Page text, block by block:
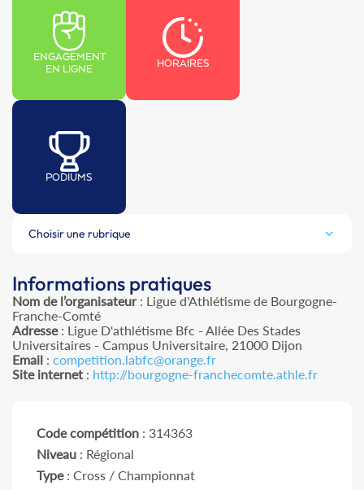
ENGAGEMENT
EN LIGNE
HORAIRES
PODIUMS
Choisir une rubrique
Informations pratiques
Nom de l’organisateur: Ligue d'Athlétisme de Bourgogne-
Franche-Comté
Adresse: Ligue D'athlétisme Bfc - Allée Des Stades
Universitaires - Campus Universitaire, 21000 Dijon
Email : competition.labfc@orange.fr
Site internet : http://bourgogne-franchecomte.athle.fr
Code compétition : 314363
Niveau : Régional
Type: Cross / Championnat